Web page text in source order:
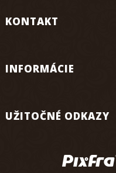
KONTAKT
INFORMÁCIE
UŽITOČNÉ ODKAZY